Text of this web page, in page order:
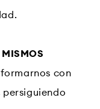
con
persiguiendo